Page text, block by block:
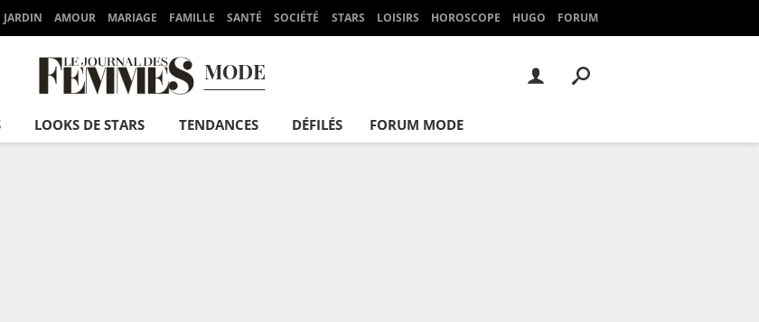
JARDIN AMOUR MARIAGE FAMILLE SANTÉ SOCIÉTÉ STARS LOISIRS HOROSCOPE HUGO FORUM
MODE
LOOKS DE STARS TENDANCES DÉFILÉS FORUM MODE